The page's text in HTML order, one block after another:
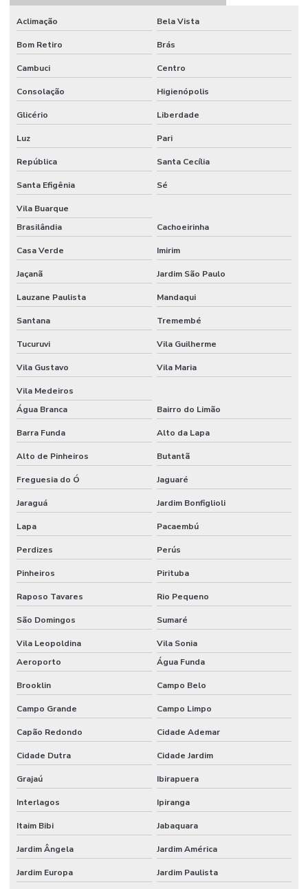
Etiquetas Adesivas Em Rolos De Diversas Medidas
Etiquetas Adesivas Para Caixas
Etiquetas Adesivas Para Embalagens
Etiquetas Adesivas Para Impressora
Etiquetas Adesivas Para Móveis
Etiquetas Adesivas Para Móveis Minas Gerais
Etiquetas Adesivas Personalizadas
Etiquetas Adesivas Personalizadas Em Santa Catarina
Etiquetas Adesivas Removíveis
Etiquetas Adesivas Resistentes Para Sacaria
Etiquetas Adesivas Sem Resíduo
Etiquetas Adesivas Térmicas Para Identificação
Etiquetas Autocolantes
Etiquetas Autocolantes Personalizadas
Etiquetas Bopp Adesiva
Etiquetas Bopp Adesiva Para Câmara Fria
Etiquetas Bopp Adesiva Para Congelados
Etiquetas Bopp Adesiva Para Identificação De Produtos
Etiquetas Bopp Para Laboratório
Etiquetas Bopp Removíveis Paraná
Etiquetas Bopp Removíveis Santa Catarina
Etiquetas Bopp Sem Cola Para Vidros
Etiquetas Couche Adesivas Sem Resíduo
Etiquetas Couche Sem Resíduo
Etiquetas Nylon Resinado Para Fabricação De Colchões
Etiquetas Nylon Resinado Sem Corte Minas Gerais
Etiquetas Para Encomendas Em Minas Gerais
Etiquetas Para Impressora Grande Demanda
Etiquetas Para Móveis E Vidros
Etiquetas Para Superfícies Removíveis
Aclimação Bela Vista
Bom Retiro Brás
Cambuci Centro
Consolação Higienópolis
Glicério Liberdade
Luz Pari
República Santa Cecília
Santa Efigênia Sé
Vila Buarque
Brasilândia
Cachoeirinha
Casa Verde Imirim
Jaçanã Jardim São Paulo
Lauzane Paulista Mandaqui
Santana Tremembé
Tucuruvi Vila Guilherme
Vila Gustavo Vila Maria
Vila Medeiros
Água Branca
Bairro do Limão
Barra Funda Alto da Lapa
Alto de Pinheiros Butantã
Freguesia do Ó Jaguaré
Jaraguá Jardim Bonfiglioli
Lapa Pacaembú
Perdizes Perús
Pinheiros Pirituba
Raposo Tavares Rio Pequeno
São Domingos Sumaré
Vila Leopoldina
Vila Sonia
Aeroporto
Água Funda
Brooklin Campo Belo
Campo Grande Campo Limpo
Capão Redondo Cidade Ademar
Cidade Dutra Cidade Jardim
Grajaú Ibirapuera
Interlagos Ipiranga
Itaim Bibi Jabaquara
Jardim Ângela Jardim América
Jardim Europa Jardim Paulista